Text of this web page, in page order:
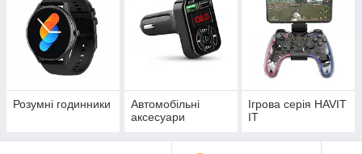
Розумні годинники
Автомобільні
аксесуари
Ігрова серія HAVIT
IT